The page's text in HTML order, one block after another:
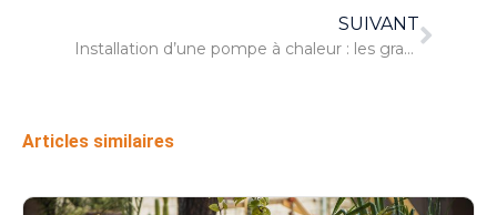
SUIVANT
Installation d’une pompe à chaleur : les grands principes
Articles similaires